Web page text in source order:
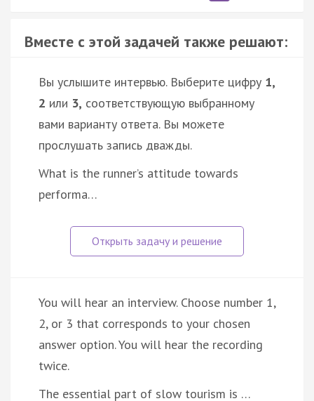
Вместе с этой задачей также решают:
Вы услышите интервью. Выберите цифру 1,
2 или 3, соответствующую выбранному
вами варианту ответа. Вы можете
прослушать запись дважды.
What is the runner’s attitude towards
performa…
You will hear an interview. Choose number 1,
2, or 3 that corresponds to your chosen
answer option. You will hear the recording
twice.
The essential part of slow tourism is …